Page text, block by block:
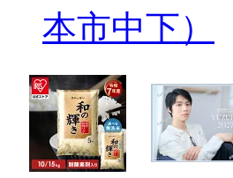
本市中下）